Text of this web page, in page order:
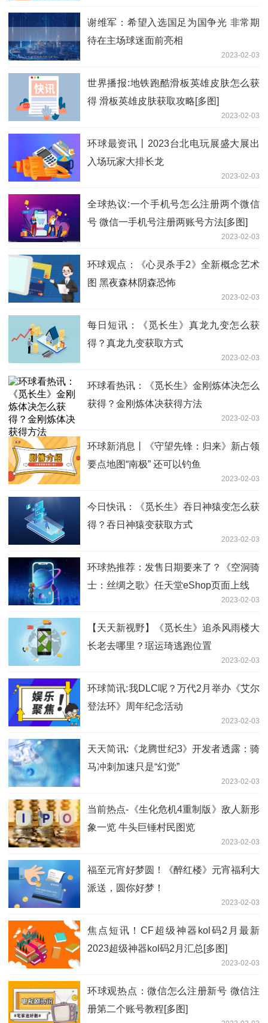
谢维军：希望入选国足为国争光 非常期
待在主场球迷面前亮相
2023-02-03
世界播报:地铁跑酷滑板英雄皮肤怎么获
得 滑板英雄皮肤获取攻略[多图]
2023-02-03
环球最资讯丨2023台北电玩展盛大展出
入场玩家大排长龙
2023-02-03
全球热议:一个手机号怎么注册两个微信
号 微信一手机号注册两账号方法[多图]
2023-02-03
环球观点：《心灵杀手2》全新概念艺术
图 黑夜森林阴森恐怖
2023-02-03
每日短讯：《觅长生》真龙九变怎么获
得？真龙九变获取方式
2023-02-03
环球看热讯：《觅长生》金刚炼体决怎么
获得？金刚炼体决获得方法
2023-02-03
环球新消息丨《守望先锋：归来》新占领
要点地图“南极” 还可以钓鱼
2023-02-03
今日快讯：《觅长生》吞日神猿变怎么获
得？吞日神猿变获取方式
2023-02-03
环球热推荐：发售日期要来了？《空洞骑
士：丝绸之歌》任天堂eShop页面上线
2023-02-03
【天天新视野】《觅长生》追杀风雨楼大
长老去哪里？琚运琦逃跑位置
2023-02-03
环球简讯:我DLC呢？万代2月举办《艾尔
登法环》周年纪念活动
2023-02-03
天天简讯:《龙腾世纪3》开发者透露：骑
马冲刺加速只是“幻觉”
2023-02-03
当前热点-《生化危机4重制版》敌人新形
象一览 牛头巨锤村民图览
2023-02-03
福至元宵好梦圆！《醉红楼》元宵福利大
派送，圆你好梦！
2023-02-03
焦点短讯！CF超级神器kol码2月最新
2023超级神器kol码2月汇总[多图]
2023-02-03
环球观热点：微信怎么注册新号 微信注
册第二个账号教程[多图]